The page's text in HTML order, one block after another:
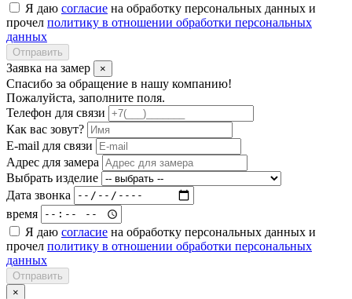
Я даю согласие на обработку персональных данных и
прочел политику в отношении обработки персональных
данных
Отправить
Заявка на замер ×
Спасибо за обращение в нашу компанию!
Пожалуйста, заполните поля.
Телефон для связи
Как вас зовут?
E-mail для связи
Адрес для замера
Выбрать изделие
Дата звонка
время
Я даю согласие на обработку персональных данных и
прочел политику в отношении обработки персональных
данных
Отправить
×